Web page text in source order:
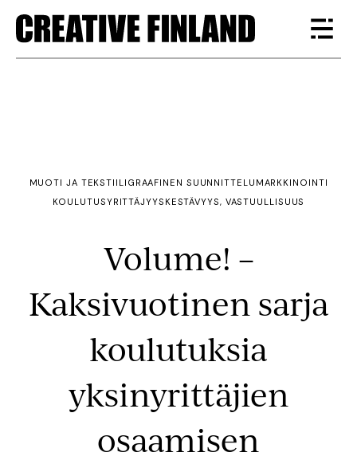
MUOTI JA TEKSTIILI GRAAFINEN SUUNNITTELU MARKKINOINTI
KOULUTUSYRITTÄJYYS KESTÄVYYS, VASTUULLISUUS
Volume! –
Kaksivuotinen sarja
koulutuksia
yksinyrittäjien
osaamisen